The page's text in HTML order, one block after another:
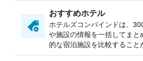
おすすめホテル
ホテルズコンバインドは、
や施設の情報を一括してまと
的な宿泊施設を比較すること